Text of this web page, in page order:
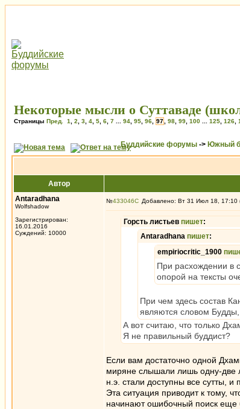
Некоторые мысли о Суттаваде
Страницы Пред. 1 2 3 4 5 6 7 94 95 96 97 98 99 100 125 126
Буддийские форумы -> Южный
Автор
Antaradhana
Wolfshadow
Зарегистрирован:
16.01.2016
Суждений: 10000
№433046 Добавлено: Вт 31 Июл 18, 17:10
Горсть листьев пишет:
Antaradhana пишет:
empiriocritic_1900
При расхождении в
опорой на тексты
При чем здесь состав
являются словом Будды,
А вот считаю, что только
Я не правильный буддист?
Если вам достаточно одной
миряне слышали лишь одну-две
н.э. стали доступны все сутты,
Эта ситуация приводит к тому,
начинают ошибочный поиск еще